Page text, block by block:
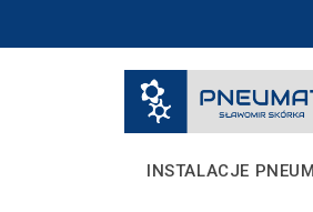
INSTALACJE